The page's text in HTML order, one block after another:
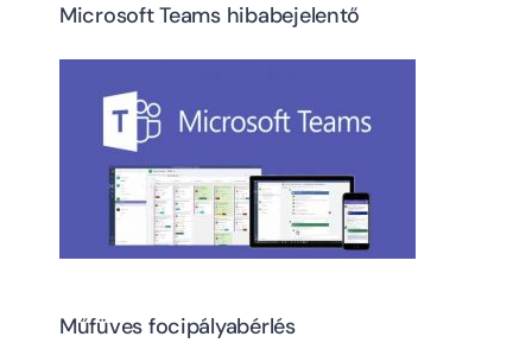
Microsoft Teams hibabejelentő
Műfüves focipályabérlés